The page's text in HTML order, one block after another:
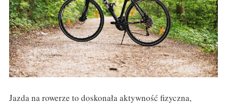
Jazda na rowerze to doskonała aktywność fizyczna,